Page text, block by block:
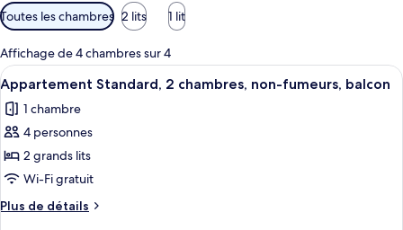
Filtres
disponibles
pour
les
chambres
Toutes les chambres 2 lits 1 lit
Affichage de 4 chambres sur 4
Afficher
toutes
les
photos
pour
ce
type
de
Appartement Standard, 2
8
Appartement Standard, 2 chambres, non-fumeurs, balcon
1 chambre
4 personnes
2 grands lits
Wi-Fi gratuit
Plus de détails
Plus